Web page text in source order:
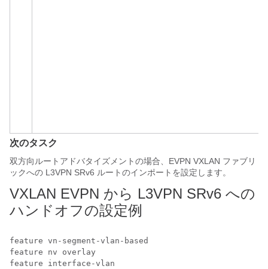
次のタスク
双方向ルートアドバタイズメントの場合、EVPN VXLAN ファブリ
ックへの L3VPN SRv6 ルートのインポートを設定します。
VXLAN EVPN から L3VPN SRv6 への
ハンドオフの設定例
feature vn-segment-vlan-based
feature nv overlay
feature interface-vlan